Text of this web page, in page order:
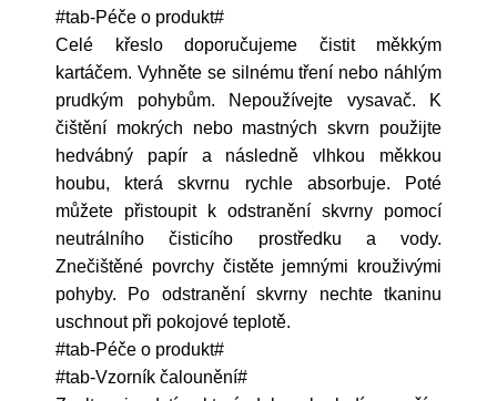
#tab-Péče o produkt#
Celé křeslo doporučujeme čistit měkkým
kartáčem. Vyhněte se silnému tření nebo náhlým
prudkým pohybům. Nepoužívejte vysavač. K
čištění mokrých nebo mastných skvrn použijte
hedvábný papír a následně vlhkou měkkou
houbu, která skvrnu rychle absorbuje. Poté
můžete přistoupit k odstranění skvrny pomocí
neutrálního čisticího prostředku a vody.
Znečištěné povrchy čistěte jemnými krouživými
pohyby. Po odstranění skvrny nechte tkaninu
uschnout při pokojové teplotě.
#tab-Péče o produkt#
#tab-Vzorník čalounění#